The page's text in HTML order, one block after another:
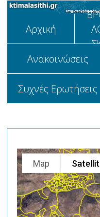
Αρχική
Aνακοινώσεις
Συχνές Ερωτήσεις
Map